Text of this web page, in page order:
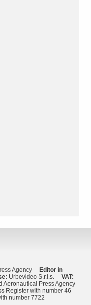
Agency Editor in
Urbevideo S.r.l.s. VAT:
Aeronautical Press Agency
Register with number 46
number 7722